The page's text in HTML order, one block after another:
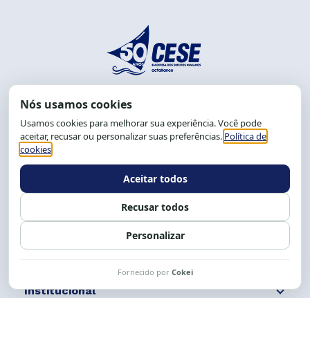
End.: R. da Graça, 150. Graça
CEP: 40.150-055
Salvador-BA, Brasil.
Tel.: (71) 2104-5457, Cel.: (71) 9 9239-2104 ou 2105
Expediente: 8h às 12h e 13 às 17h.
Siga nossas redes Fale conosco
Institucional